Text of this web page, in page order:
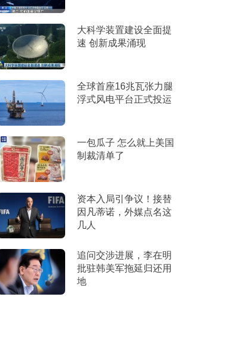
大科学装置建设全面提
速 创新成果涌现
全球首座16兆瓦张力腿
浮式风电平台正式投运
一包瓜子 怎么就上美国
制裁清单了
资本入局引争议！接替
因凡蒂诺，外媒点名这
几人
追问交涉进展，李在明
批驻韩美军拖延归还用
地